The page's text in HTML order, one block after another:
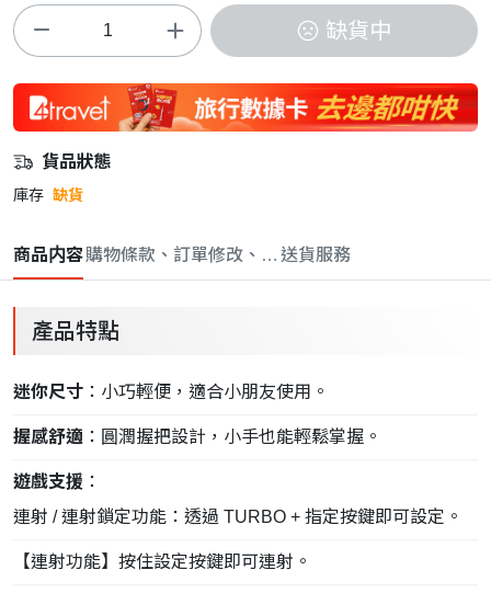
缺貨中
貨品狀態
庫存 缺貨
商品内容購物條款、訂單修改、取消與退款政策
送貨服務
產品特點
迷你尺寸 ：小巧輕便，適合小朋友使用。
握感舒適 ：圓潤握把設計，小手也能輕鬆掌握。
遊戲支援 ：
連射 / 連射鎖定功能：透過 TURBO + 指定按鍵即可設定。
【連射功能】按住設定按鍵即可連射。